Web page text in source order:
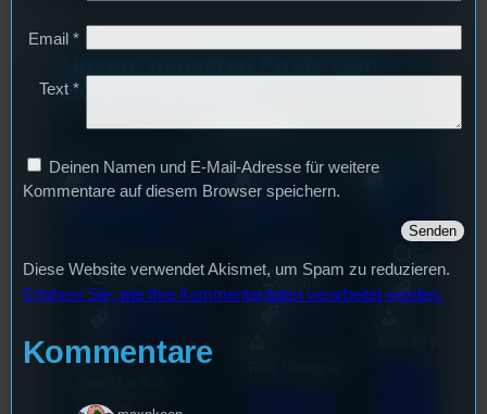
Hören und Lesen
3. August 2026
Festivals ,
Nguyen
18. Juli
17. Juli
Allgemein
Email *
Text *
Deinen Namen und E-Mail-Adresse für weitere
Kommentare auf diesem Browser speichern.
Diese Website verwendet Akismet, um Spam zu reduzieren.
Erfahren Sie, wie Ihre Kommentardaten verarbeitet werden.
Kommentare